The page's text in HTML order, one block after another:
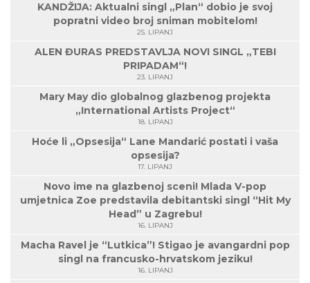
KANDŽIJA: Aktualni singl „Plan“ dobio je svoj
popratni video broj sniman mobitelom!
25. LIPANJ
ALEN ĐURAS PREDSTAVLJA NOVI SINGL „TEBI
PRIPADAM“!
23. LIPANJ
Mary May dio globalnog glazbenog projekta
„International Artists Project“
18. LIPANJ
Hoće li „Opsesija“ Lane Mandarić postati i vaša
opsesija?
17. LIPANJ
Novo ime na glazbenoj sceni! Mlada V-pop
umjetnica Zoe predstavila debitantski singl “Hit My
Head” u Zagrebu!
16. LIPANJ
Macha Ravel je “Lutkica”! Stigao je avangardni pop
singl na francusko-hrvatskom jeziku!
16. LIPANJ